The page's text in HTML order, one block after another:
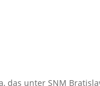
, das unter SNM